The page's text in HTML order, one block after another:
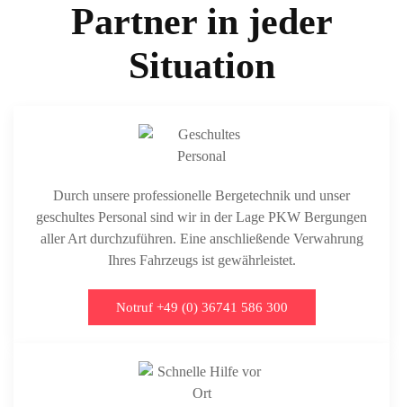
Partner in jeder
Situation
Durch unsere professionelle Bergetechnik und unser
geschultes Personal sind wir in der Lage PKW Bergungen
aller Art durchzuführen. Eine anschließende Verwahrung
Ihres Fahrzeugs ist gewährleistet.
Notruf +49 (0) 36741 586 300